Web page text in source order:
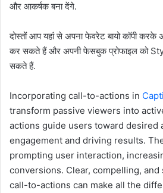
और आकर्षक बना देंगे.
दोस्तों आप यहां से अपना फेवरेट बायो कॉपी
कर सकते हैं और अपनी फेसबुक प्रोफाइल को
सकते हैं.
Incorporating call-to-actions in
transform passive viewers into
actions guide users toward desired
engagement and driving results.
prompting user interaction,
conversions. Clear, compelling,
call-to-actions can make all the